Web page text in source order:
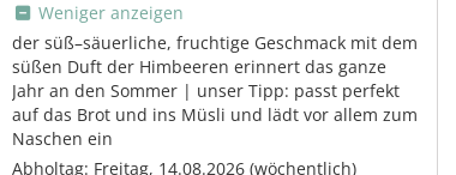
Weniger anzeigen
der süß–säuerliche, fruchtige Geschmack mit dem
süßen Duft der Himbeeren erinnert das ganze
Jahr an den Sommer | unser Tipp: passt perfekt
auf das Brot und ins Müsli und lädt vor allem zum
Naschen ein
Abholtag: Freitag, 14.08.2026 (wöchentlich)